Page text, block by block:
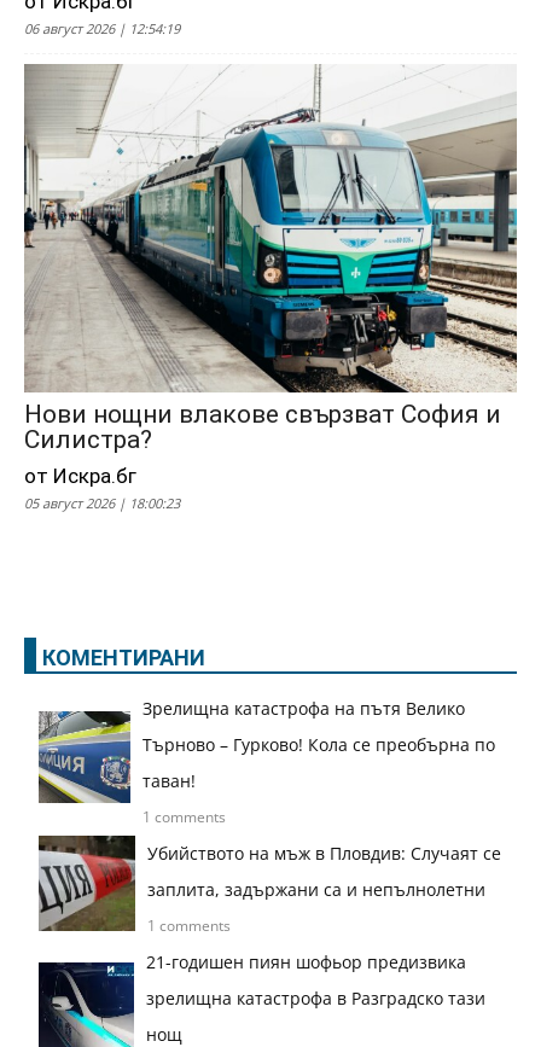
06 август 2026 | 12:54:19
Нови нощни влакове свързват София и
Силистра?
от Искра.бг
05 август 2026 | 18:00:23
КОМЕНТИРАНИ
Зрелищна катастрофа на пътя Велико
Търново – Гурково! Кола се преобърна по
таван!
1 comments
Убийството на мъж в Пловдив: Случаят се
заплита, задържани са и непълнолетни
1 comments
21-годишен пиян шофьор предизвика
зрелищна катастрофа в Разградско тази
нощ